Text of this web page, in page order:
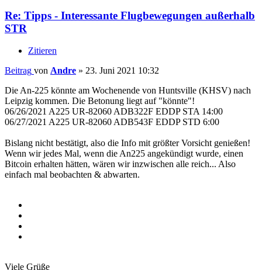
Re: Tipps - Interessante Flugbewegungen außerhalb
STR
Zitieren
Beitrag von Andre » 23. Juni 2021 10:32
Die An-225 könnte am Wochenende von Huntsville (KHSV) nach
Leipzig kommen. Die Betonung liegt auf "könnte"!
06/26/2021 A225 UR-82060 ADB322F EDDP STA 14:00
06/27/2021 A225 UR-82060 ADB543F EDDP STD 6:00
Bislang nicht bestätigt, also die Info mit größter Vorsicht genießen!
Wenn wir jedes Mal, wenn die An225 angekündigt wurde, einen
Bitcoin erhalten hätten, wären wir inzwischen alle reich... Also
einfach mal beobachten & abwarten.
Viele Grüße